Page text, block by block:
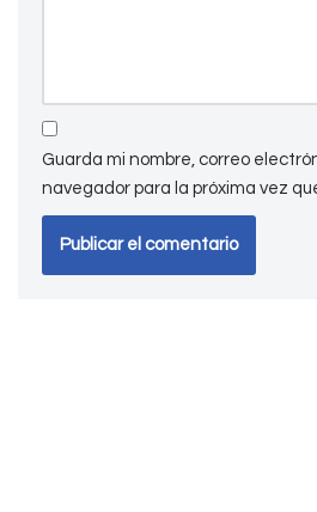
Guarda mi nombre, correo
navegador para la próxima vez